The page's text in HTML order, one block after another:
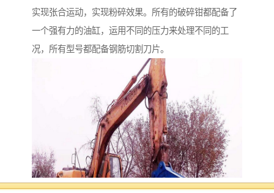
实现张合运动，实现粉碎效果。所有的破碎钳都配备了
一个强有力的油缸，运用不同的压力来处理不同的工
况，所有型号都配备钢筋切割刀片。